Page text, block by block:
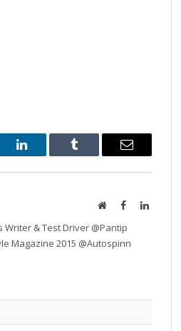
LinkedIn Tumblr Email
WebsiteFacebookLinkedIn
& Test Driver @Pantip
Magazine 2015 @Autospinn